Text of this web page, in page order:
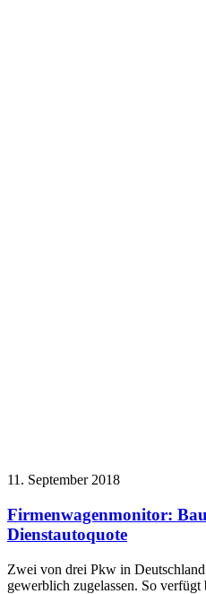
11. September 2018
Firmenwagenmonitor:
Dienstautoquote
Zwei von drei Pkw in
gewerblich zugelassen. So